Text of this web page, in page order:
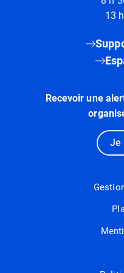
13
Recevoir une
Je